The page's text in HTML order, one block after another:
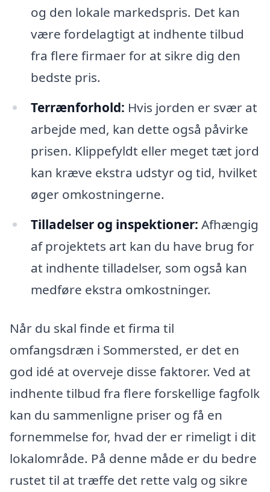
og den lokale markedspris. Det kan
være fordelagtigt at indhente tilbud
fra flere firmaer for at sikre dig den
bedste pris.
Terrænforhold: Hvis jorden er svær at
arbejde med, kan dette også påvirke
prisen. Klippefyldt eller meget tæt jord
kan kræve ekstra udstyr og tid, hvilket
øger omkostningerne.
Tilladelser og inspektioner: Afhængig
af projektets art kan du have brug for
at indhente tilladelser, som også kan
medføre ekstra omkostninger.
Når du skal finde et firma til
omfangsdræn i Sommersted, er det en
god idé at overveje disse faktorer. Ved at
indhente tilbud fra flere forskellige fagfolk
kan du sammenligne priser og få en
fornemmelse for, hvad der er rimeligt i dit
lokalområde. På denne måde er du bedre
rustet til at træffe det rette valg og sikre